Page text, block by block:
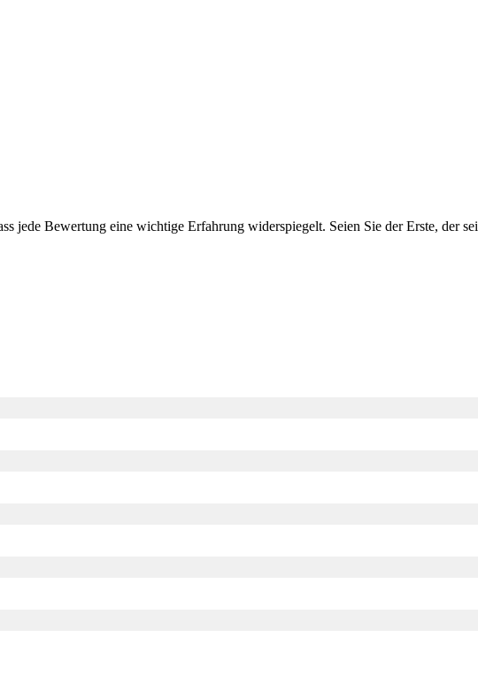
jede Bewertung eine wichtige Erfahrung widerspiegelt. Seien Sie der Erste, der